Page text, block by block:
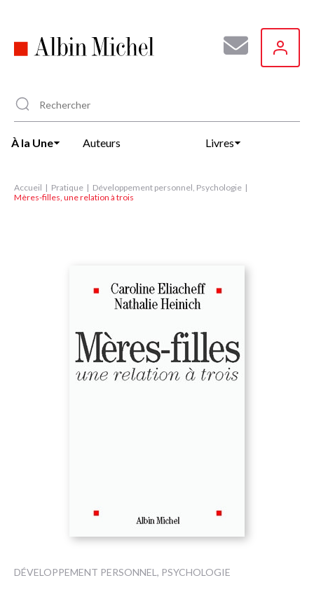
principal
À la Une Auteurs Livres
Accueil Pratique
Développement personnel, Psychologie
Mères-filles, une relation à trois
DÉVELOPPEMENT PERSONNEL, PSYCHOLOGIE